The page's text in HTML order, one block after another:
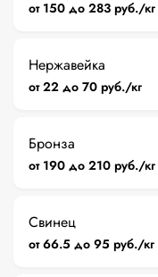
от 150 до 283 руб./кг
Нержавейка
от 22 до 70 руб./кг
Бронза
от 190 до 210 руб./кг
Свинец
от 66.5 до 95 руб./кг